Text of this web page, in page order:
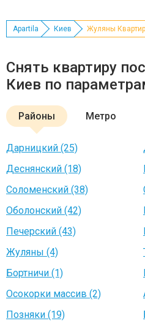
Apartila Киев Жуляны
Снять квартиру
Киев по
Районы Метро
Дарницкий (25)
Деснянский (18)
Соломенский (38)
Оболонский (42)
Печерский (43)
Жуляны (4)
Бортничи (1)
Осокорки массив (2)
Позняки (19)